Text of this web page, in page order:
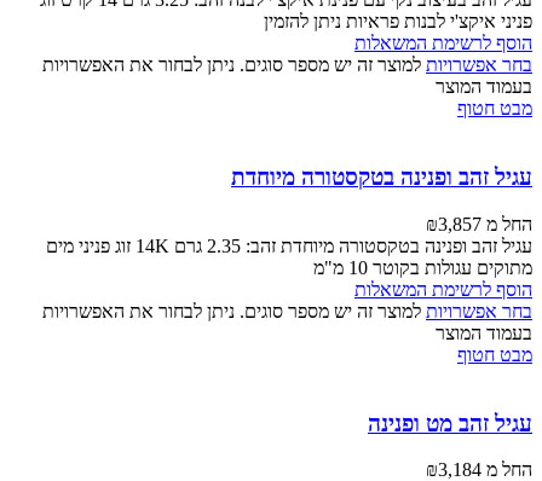
פניני איקצ'י לבנות פראיות ניתן להזמין
הוסף לרשימת המשאלות
בחר אפשרויות למוצר זה יש מספר סוגים. ניתן לבחור את האפשרויות
בעמוד המוצר
מבט חטוף
עגיל זהב ופנינה בטקסטורה מיוחדת
החל מ ₪3,857
עגיל זהב ופנינה בטקסטורה מיוחדת זהב: 2.35 גרם 14K זוג פניני מים
מתוקים עגולות בקוטר 10 מ"מ
הוסף לרשימת המשאלות
בחר אפשרויות למוצר זה יש מספר סוגים. ניתן לבחור את האפשרויות
בעמוד המוצר
מבט חטוף
עגיל זהב מט ופנינה
החל מ ₪3,184